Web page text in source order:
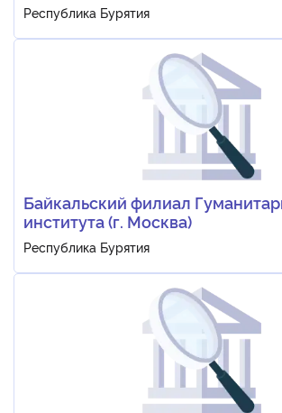
Республика Бурятия
Байкальский филиал
института (г. Москва)
Республика Бурятия